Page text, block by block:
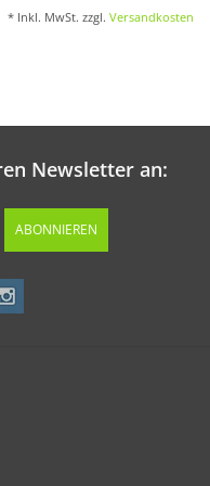
* Inkl. MwSt. zzgl. Versandkosten
Newsletter an:
ABONNIEREN